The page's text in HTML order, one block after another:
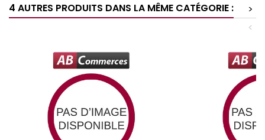
4 AUTRES PRODUITS DANS LA MÊME CATÉGORIE :
>
<